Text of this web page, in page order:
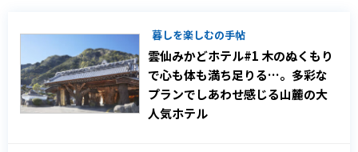
暮しを楽しむの手帖
雲仙みかどホテル#1 木のぬくもり
で心も体も満ち足りる…。多彩な
プランでしあわせ感じる山麓の大
人気ホテル